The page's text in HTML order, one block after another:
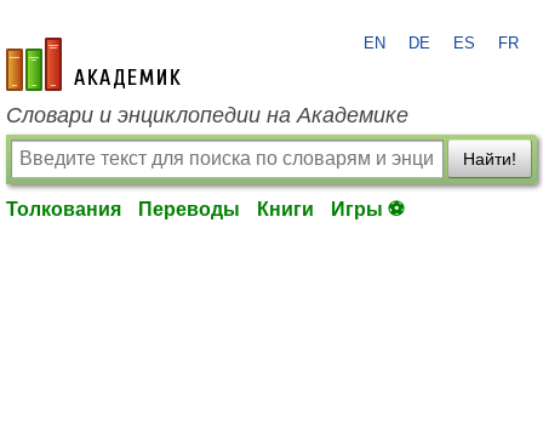
academic.ru
EN DE ES FR
Словари и энциклопедии на Академике
Найти!
Толкования Переводы Книги Игры ⚽